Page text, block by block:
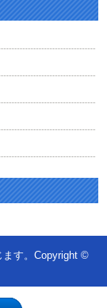
ます。Copyright ©